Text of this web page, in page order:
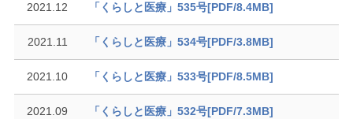
2021.12 「くらしと医療」535号[PDF/8.4MB]
2021.11 「くらしと医療」534号[PDF/3.8MB]
2021.10 「くらしと医療」533号[PDF/8.5MB]
2021.09 「くらしと医療」532号[PDF/7.3MB]